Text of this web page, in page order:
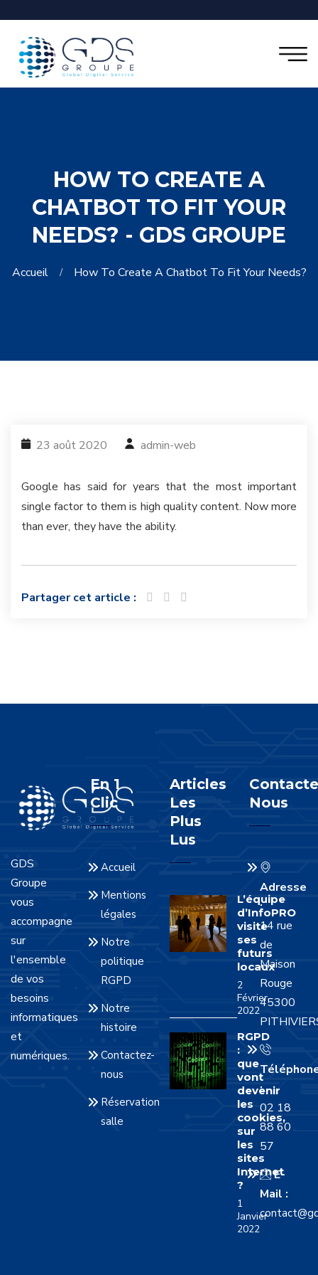
HOW TO CREATE A
CHATBOT TO FIT YOUR
NEEDS? - GDS GROUPE
Accueil How To Create A Chatbot To Fit Your Needs?
23 août 2020 admin-web
Google has said for years that the most important
single factor to them is high quality content. Now more
than ever, they have the ability.
Partager cet article :
GDS
Groupe
vous
accompagne
sur
l'ensemble
de vos
besoins
informatiques
et
numériques.
En 1
Clic
Accueil
Mentions
légales
Notre
politique
RGPD
Notre
histoire
Contactez-
nous
Réservation
salle
Articles
Les
Plus
Lus
L’équipe
d’InfoPRO
visite
ses
futurs
locaux
2
Février
2022
RGPD
:
que
vont
devenir
les
cookies,
sur
les
sites
Internet
?
1
Janvier
2022
Nous
Adresse
:
14 rue
de
Maison
Rouge
45300
:
02 18
88 60
57
E-
Mail :